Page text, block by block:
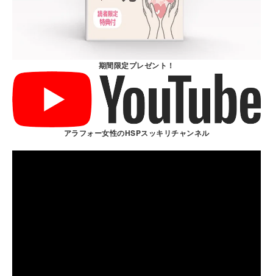
期間限定プレゼント！
アラフォー女性のHSPスッキリチャンネル